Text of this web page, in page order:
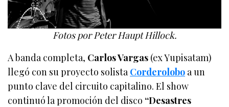
Fotos por Peter Haupt Hillock.
A banda completa, Carlos Vargas (ex Yupisatam)
llegó con su proyecto solistaCorderolobo a un
punto clave del circuito capitalino. El show
continuó la promoción del disco “Desastres